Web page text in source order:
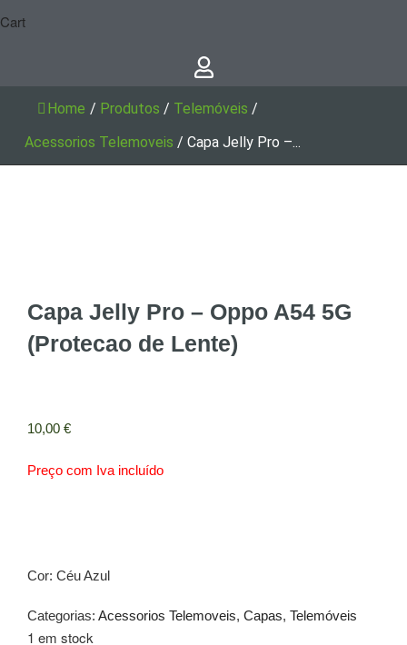
Cart
Home / Produtos / Telemóveis /
Acessorios Telemoveis / Capa Jelly Pro –...
Capa Jelly Pro – Oppo A54 5G
(Protecao de Lente)
10,00 €
Preço com Iva incluído
Cor: Céu Azul
Categorias: Acessorios Telemoveis, Capas, Telemóveis
1 em stock